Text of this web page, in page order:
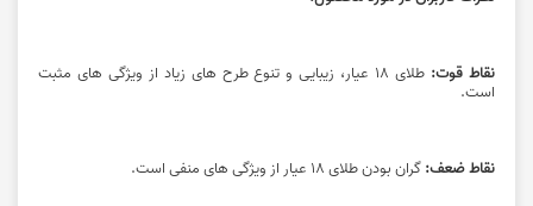
نقاط قوت:
طلای 18 عیار، زیبایی و تنوع طرح های زیاد از ویژگی های مثبت
است.
نقاط ضعف: گران بودن طلای 18 عیار از ویژگی های منفی است.